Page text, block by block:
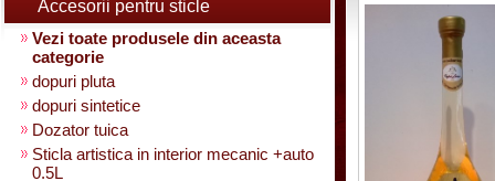
Accesorii pentru sticle
Vezi toate produsele din aceasta
categorie
dopuri pluta
dopuri sintetice
Dozator tuica
Sticla artistica in interior mecanic +auto
0.5L